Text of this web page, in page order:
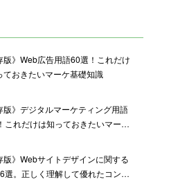
版》Web広告用語60選！これだけ
ておきたいマーケ基礎知識
版》デジタルマーケティング用語
これだけは知っておきたいマーケ
版》Webサイトデザインに関する
選。正しく理解して優れたコンテ